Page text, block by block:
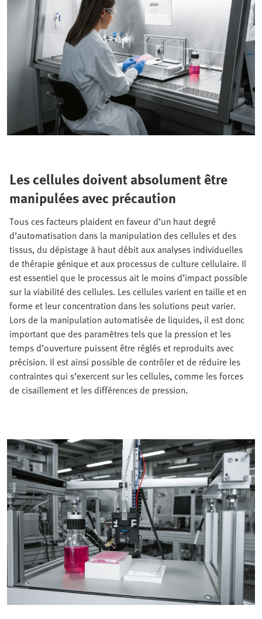
Les cellules doivent absolument être
manipulées avec précaution
Tous ces facteurs plaident en faveur d’un haut degré
d’automatisation dans la manipulation des cellules et des
tissus, du dépistage à haut débit aux analyses individuelles
de thérapie génique et aux processus de culture cellulaire. Il
est essentiel que le processus ait le moins d’impact possible
sur la viabilité des cellules. Les cellules varient en taille et en
forme et leur concentration dans les solutions peut varier.
Lors de la manipulation automatisée de liquides, il est donc
important que des paramètres tels que la pression et les
temps d’ouverture puissent être réglés et reproduits avec
précision. Il est ainsi possible de contrôler et de réduire les
contraintes qui s’exercent sur les cellules, comme les forces
de cisaillement et les différences de pression.